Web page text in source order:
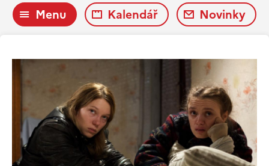
Menu Kalendář Novinky